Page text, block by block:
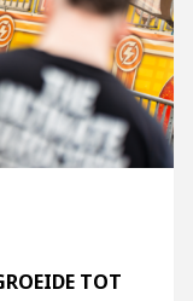
TOT